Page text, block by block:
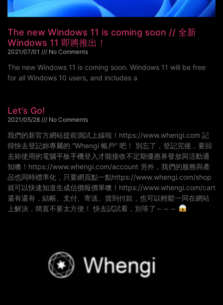
The new Windows 11 is coming soon // 全新
Windows 11 即將推出！
2021/07/01 No Comments
The new Windows 11 is coming soon. Windows 11 will be free
for all Windows 10 users, and includes a
Let’s Go!
2021/05/28 No Comments
我們的新官方網站提前測試上線啦！https://www.whengi.com 記
得快去登記妳專屬的 “Whengi 帳戶” 吧！ 別忘了，登記完後，要回
去妳使用的電腦平板手機登入才能接收不定期優惠券發放與活動通
知噢！https://www.whengi.com/account 另外，我們的服務與產
品也同時標準化，只要網頁點一點https://www.whengi.com/shop
就可以快速知道生成估價報價單噢！https://www.whengi.com/cart
還有還有，結帳、支付、寄送、貨到付款，也可以輕鬆一同在網站
上解決，簡直不要太方便！ 快去試試看，別等了～～～